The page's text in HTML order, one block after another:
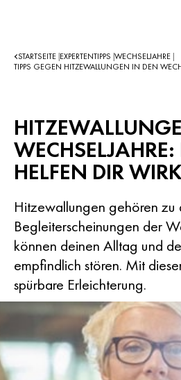
STARTSEITE EXPERTENTIPPS WECHSELJAHRE
TIPPS GEGEN HITZEWALLUNGEN IN DEN
WECHSELJAHRE:
HELFEN DIR
Hitzewallungen gehören zu
Begleiterscheinungen der
können deinen Alltag und
empfindlich stören. Mit
spürbare Erleichterung.